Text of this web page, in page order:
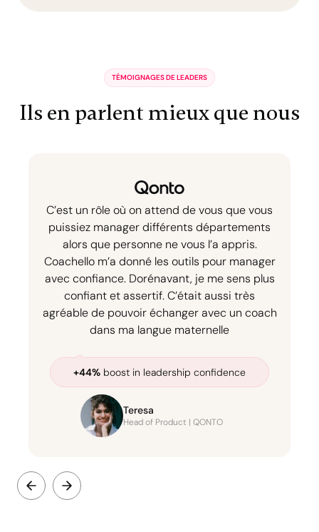
TÉMOIGNAGES DE LEADERS
Ils en parlent mieux que nous
C’est un rôle où on attend de vous que vous
puissiez manager différents départements
alors que personne ne vous l’a appris.
Coachello m’a donné les outils pour manager
avec confiance. Dorénavant, je me sens plus
confiant et assertif. C’était aussi très
agréable de pouvoir échanger avec un coach
dans ma langue maternelle
+44% boost in leadership confidence
Teresa
Head of Product | QONTO